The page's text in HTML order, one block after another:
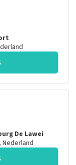
De Lawei
Nederland